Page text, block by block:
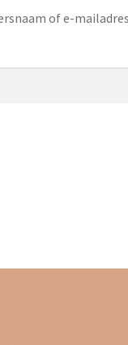
of e-